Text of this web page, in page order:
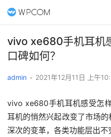
vivo xe680手机耳机
口碑如何？
admin • 2021年12月11日 上午
vivo xe680手机耳机感受怎
耳机的悄然兴起改变了市场
深次的变革，各类功能层出不